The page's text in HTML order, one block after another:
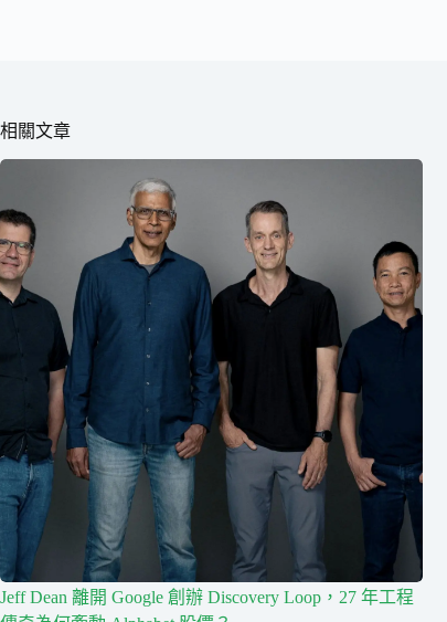
相關文章
Jeff Dean 離開 Google 創辦 Discovery Loop，27 年工程